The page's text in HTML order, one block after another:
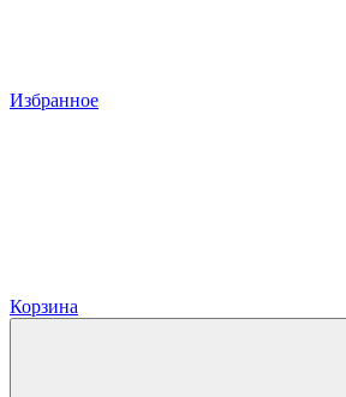
Избранное
Корзина